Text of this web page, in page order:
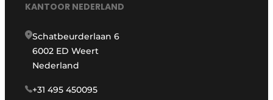
KANTOOR NEDERLAND
Schatbeurderlaan 6
6002 ED Weert
Nederland
+31 495 450095